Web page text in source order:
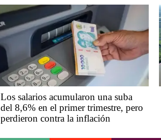
Los salarios acumularon una suba
del 8,6% en el primer trimestre, pero
perdieron contra la inflación